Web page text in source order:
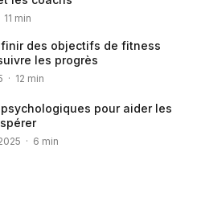
min
des objectifs de fitness
les progrès
· 12 min
pour aider les
· 6 min